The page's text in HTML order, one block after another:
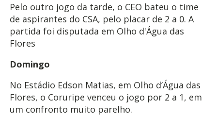
Pelo outro jogo da tarde, o CEO bateu o time
de aspirantes do CSA, pelo placar de 2 a 0. A
partida foi disputada em Olho d'Água das
Flores
Domingo
No Estádio Edson Matias, em Olho d’Água das
Flores, o Coruripe venceu o jogo por 2 a 1, em
um confronto muito parelho.